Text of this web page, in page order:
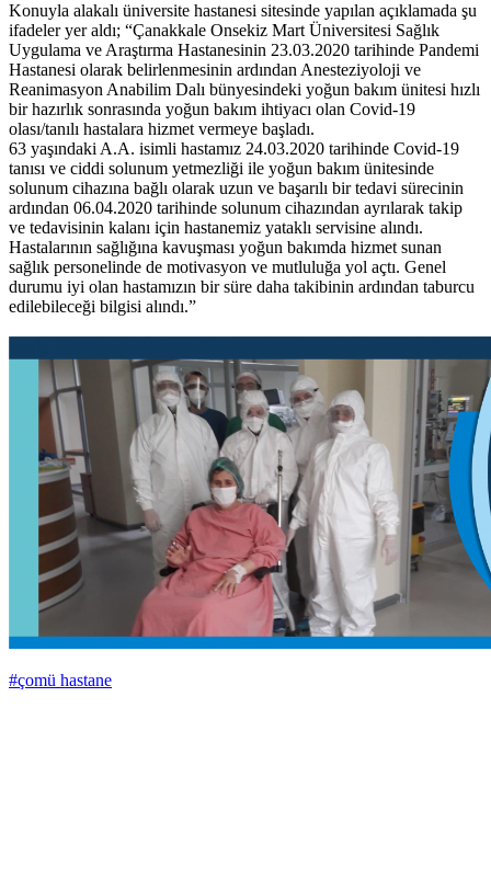
Konuyla alakalı üniversite hastanesi sitesinde yapılan açıklamada şu
ifadeler yer aldı; “Çanakkale Onsekiz Mart Üniversitesi Sağlık
Uygulama ve Araştırma Hastanesinin 23.03.2020 tarihinde Pandemi
Hastanesi olarak belirlenmesinin ardından Anesteziyoloji ve
Reanimasyon Anabilim Dalı bünyesindeki yoğun bakım ünitesi hızlı
bir hazırlık sonrasında yoğun bakım ihtiyacı olan Covid-19
olası/tanılı hastalara hizmet vermeye başladı.
63 yaşındaki A.A. isimli hastamız 24.03.2020 tarihinde Covid-19
tanısı ve ciddi solunum yetmezliği ile yoğun bakım ünitesinde
solunum cihazına bağlı olarak uzun ve başarılı bir tedavi sürecinin
ardından 06.04.2020 tarihinde solunum cihazından ayrılarak takip
ve tedavisinin kalanı için hastanemiz yataklı servisine alındı.
Hastalarının sağlığına kavuşması yoğun bakımda hizmet sunan
sağlık personelinde de motivasyon ve mutluluğa yol açtı. Genel
durumu iyi olan hastamızın bir süre daha takibinin ardından taburcu
edilebileceği bilgisi alındı.”
#çomü hastane